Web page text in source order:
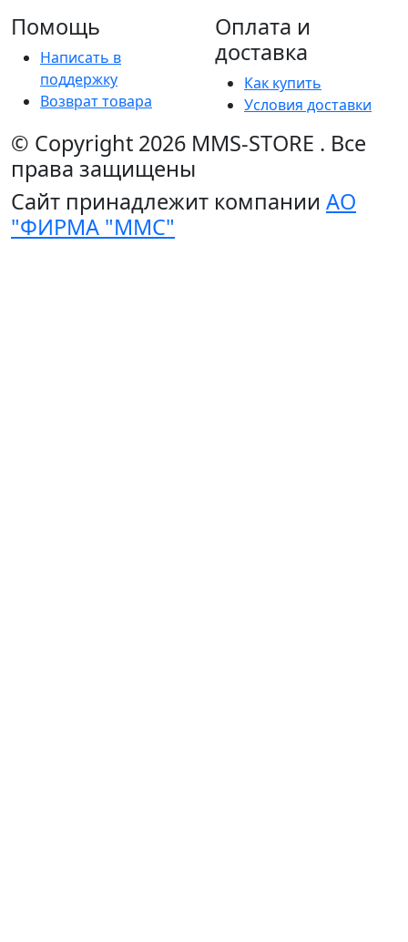
Помощь
Написать в
поддержку
Возврат товара
Оплата и
доставка
Как купить
Условия доставки
© Copyright 2026 MMS-STORE . Все
права защищены
Сайт принадлежит компании АО
"ФИРМА "ММС"